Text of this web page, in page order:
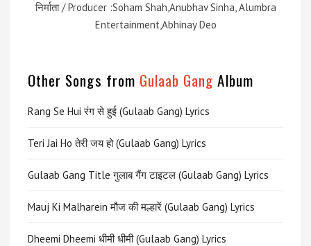
निर्माता / Producer :Soham Shah,Anubhav Sinha, Alumbra
Entertainment,Abhinay Deo
Other Songs from Gulaab Gang Album
Rang Se Hui रंग से हुई (Gulaab Gang) Lyrics
Teri Jai Ho तेरी जय हो (Gulaab Gang) Lyrics
Gulaab Gang Title गुलाब गैंग टाइटल (Gulaab Gang) Lyrics
Mauj Ki Malharein मौज की मल्हारें (Gulaab Gang) Lyrics
Dheemi Dheemi धीमी धीमी (Gulaab Gang) Lyrics